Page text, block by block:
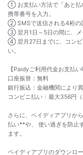
① お支払い方法で「あと払
携帯番号を入力。
② SMSで送信される4桁の
③ 翌月1日～5日の間に、メ
④ 翌月27日までに、コンビ
い。
【Paidyご利用代金お支払い
口座振替：無料
銀行振込：金融機関により
コンビニ払い：最大356円（
さらに、ペイディアプリか
払い**や、 使い過ぎを防止
ます。
ペイディアプリのダウンロ